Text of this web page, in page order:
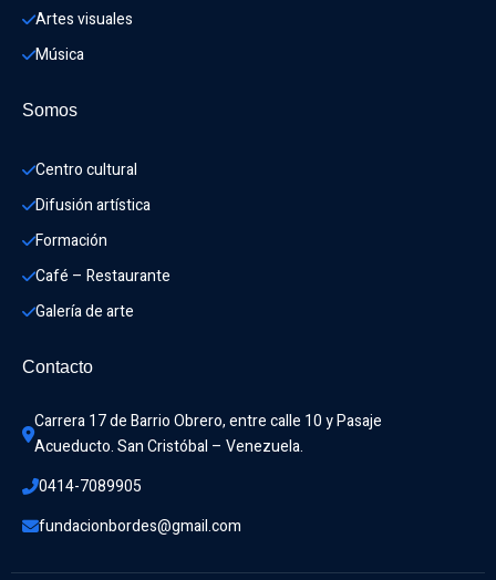
Artes visuales
Música
Somos
Centro cultural
Difusión artística
Formación
Café – Restaurante
Galería de arte
Contacto
Carrera 17 de Barrio Obrero, entre calle 10 y Pasaje
Acueducto. San Cristóbal – Venezuela.
0414-7089905
fundacionbordes@gmail.com